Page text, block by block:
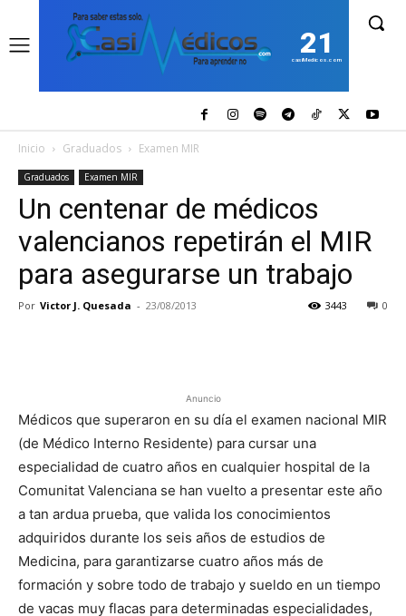
21
casiMedicos.com
Inicio Graduados Examen MIR
Graduados Examen MIR
Un centenar de médicos
valencianos repetirán el MIR
para asegurarse un trabajo
Por Victor J. Quesada - 23/08/2013 0
3443
Anuncio
Médicos que superaron en su día el examen nacional MIR
(de Médico Interno Residente) para cursar una
especialidad de cuatro años en cualquier hospital de la
Comunitat Valenciana se han vuelto a presentar este año
a tan ardua prueba, que valida los conocimientos
adquiridos durante los seis años de estudios de
Medicina, para garantizarse cuatro años más de
formación y sobre todo de trabajo y sueldo en un tiempo
de vacas muy flacas para determinadas especialidades,